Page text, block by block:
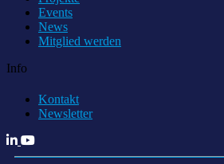
Events
News
Mitglied werden
Info
Kontakt
Newsletter